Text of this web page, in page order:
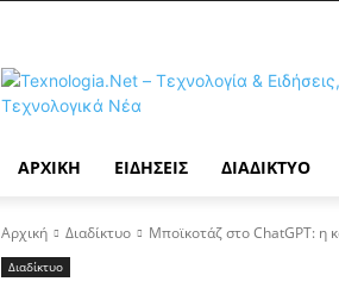
ΑΡΧΙΚΉ ΕΙΔΉΣΕΙΣ ΔΙΑΔΊΚΤΥΟ
Αρχική Διαδίκτυο Μποϊκοτάζ στο ChatGPT: η
Διαδίκτυο